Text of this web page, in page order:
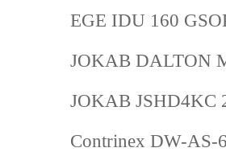
EGE IDU 160
JOKAB DALTON
JOKAB JSHD4KC
Contrinex DW-AS-